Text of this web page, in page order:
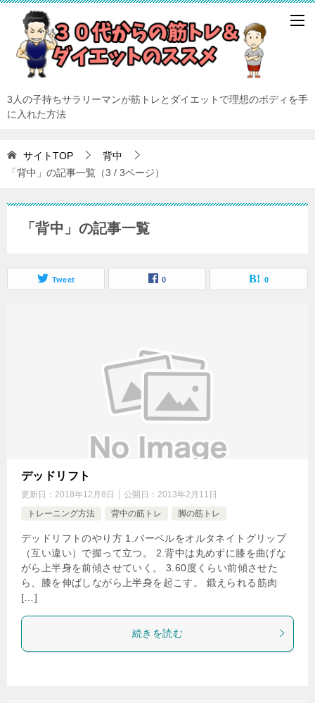
3人の子持ちサラリーマンが筋トレとダイエットで理想のボディを手
に入れた方法
サイトTOP
背中
「背中」の記事一覧（3 / 3ページ）
「背中」の記事一覧
Tweet 0 0
デッドリフト
更新日： 2018年12月8日 公開日： 2013年2月11日
トレーニング方法
背中の筋トレ 脚の筋トレ
デッドリフトのやり方 1.バーベルをオルタネイトグリップ
（互い違い）で握って立つ。 2.背中は丸めずに膝を曲げな
がら上半身を前傾させていく。 3.60度くらい前傾させた
ら、膝を伸ばしながら上半身を起こす。 鍛えられる筋肉
[…]
続きを読む